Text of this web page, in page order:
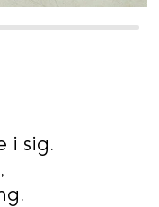
i sig.